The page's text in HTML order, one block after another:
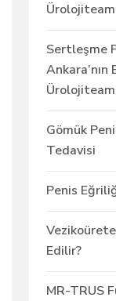
Sertleşme
Ürolojiteam
Gömük
Tedavisi
Penis
Edilir?
MR-TRUS